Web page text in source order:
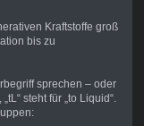
Kraftstoffe groß
bis zu
sprechen – oder
steht für „to Liquid“.